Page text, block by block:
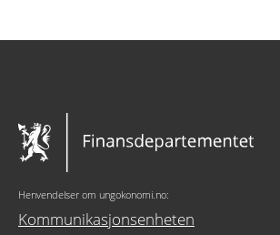
Henvendelser om ungokonomi.no:
Kommunikasjonsenheten